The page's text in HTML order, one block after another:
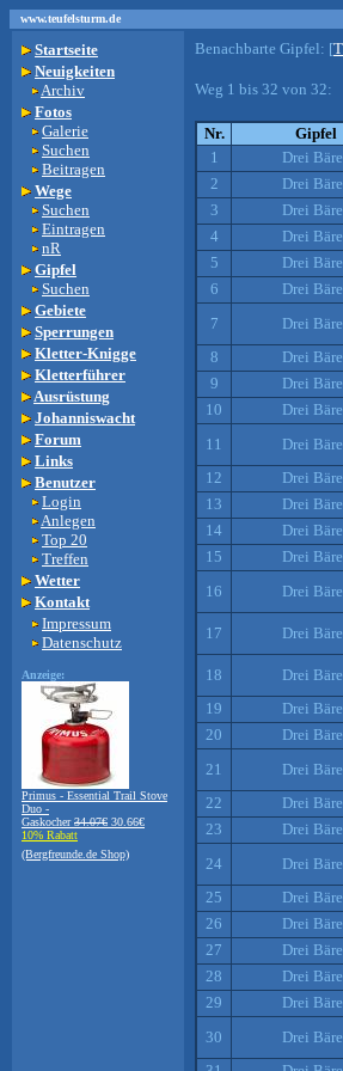
www.teufelsturm.de
Startseite
Neuigkeiten
Archiv
Fotos
Galerie
Suchen
Beitragen
Wege
Suchen
Eintragen
nR
Gipfel
Suchen
Gebiete
Sperrungen
Kletter-Knigge
Kletterführer
Ausrüstung
Johanniswacht
Forum
Links
Benutzer
Login
Anlegen
Top 20
Treffen
Wetter
Kontakt
Impressum
Datenschutz
Anzeige:
Primus - Essential Trail Stove
Duo -
Gaskocher34.07€ 30.66€
10% Rabatt
(Bergfreunde.de Shop)
Benachbarte Gipfel: [
Weg 1 bis 32 von 32:
Nr. Gipfel
1
Drei
2
Drei
3
Drei
4
Drei
5
Drei
6
Drei
7
Drei
8 Drei
9
Drei
10
Drei
11
Drei
12
Drei
13
Drei
14
Drei
15
Drei
16
Drei
17 Drei
18 Drei
19
Drei
20
Drei
21
Drei
22
Drei
23
Drei
24
Drei
25
Drei
26
Drei
27
Drei
28
Drei
29
Drei
30
Drei